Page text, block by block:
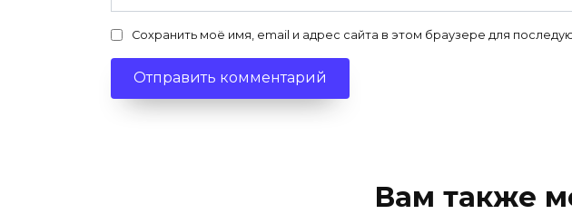
Сохранить моё имя, email и адрес сайта в этом браузере для
Вам также